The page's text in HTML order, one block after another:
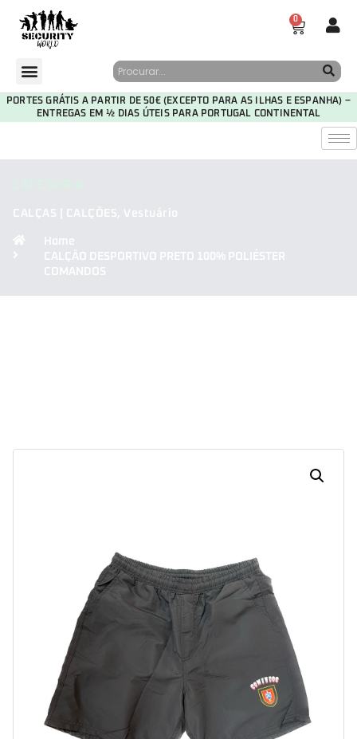
0
PORTES GRÁTIS A PARTIR DE 50€ (EXCEPTO PARA AS ILHAS E ESPANHA) –
ENTREGAS EM ½ DIAS ÚTEIS PARA PORTUGAL CONTINENTAL
CALÇAS | CALÇÕES, Vestuário
Home
CALÇÃO DESPORTIVO PRETO 100% POLIÉSTER
COMANDOS